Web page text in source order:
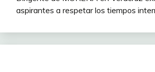
aspirantes a respetar los tiempos